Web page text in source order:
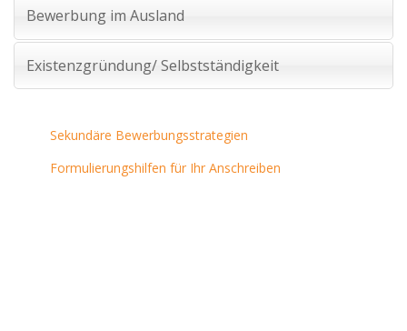
Bewerbung im Ausland
Existenzgründung/ Selbstständigkeit
Sekundäre Bewerbungsstrategien
Formulierungshilfen für Ihr Anschreiben